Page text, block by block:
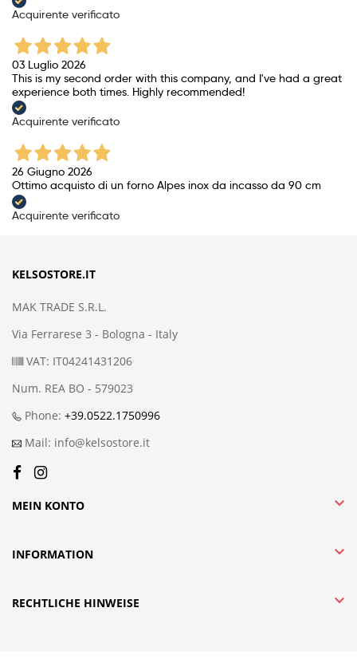
Acquirente verificato
03 Luglio 2026
This is my second order with this company, and I've had a great
experience both times. Highly recommended!
Acquirente verificato
26 Giugno 2026
Ottimo acquisto di un forno Alpes inox da incasso da 90 cm
Acquirente verificato
KELSOSTORE.IT
MAK TRADE S.R.L.
Via Ferrarese 3 - Bologna - Italy
VAT: IT04241431206
Num. REA BO - 579023
Phone: +39.0522.1750996
Mail: info@kelsostore.it
MEIN KONTO 
INFORMATION 
RECHTLICHE HINWEISE 